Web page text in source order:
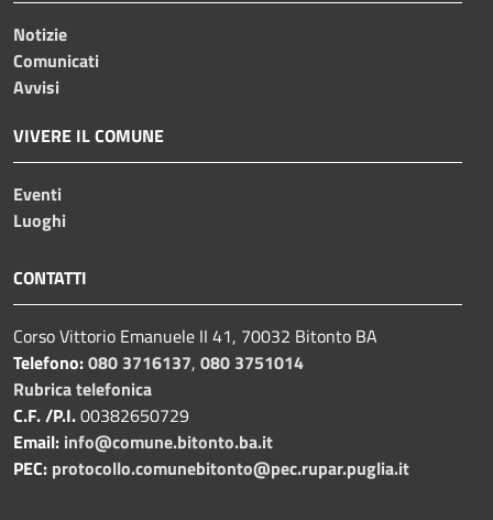
Notizie
Comunicati
Avvisi
VIVERE IL COMUNE
Eventi
Luoghi
CONTATTI
Corso Vittorio Emanuele II 41, 70032 Bitonto BA
Telefono:080 3716137, 080 3751014
Rubrica telefonica
C.F. /P.I.00382650729
Email: info@comune.bitonto.ba.it
PEC: protocollo.comunebitonto@pec.rupar.puglia.it